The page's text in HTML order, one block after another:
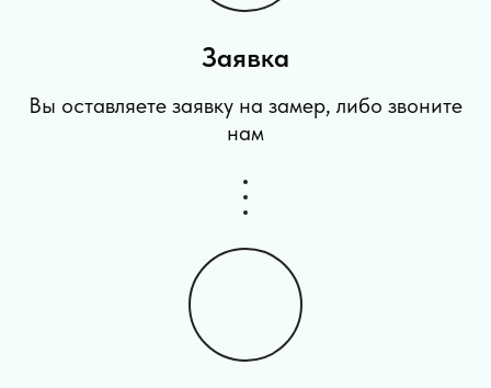
Заявка
Вы оставляете заявку на замер, либо звоните
нам